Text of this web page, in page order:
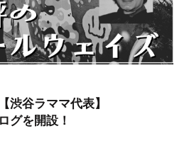
渋谷ラママ代表】
グを開設！